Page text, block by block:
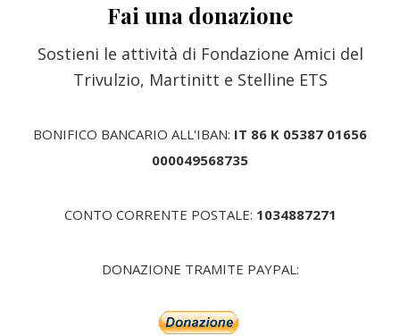
Fai una donazione
Sostieni le attività di Fondazione Amici del
Trivulzio, Martinitt e Stelline ETS
BONIFICO BANCARIO ALL'IBAN: IT 86 K 05387 01656
000049568735
CONTO CORRENTE POSTALE: 1034887271
DONAZIONE TRAMITE PAYPAL: